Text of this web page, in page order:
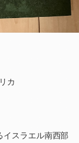
カ
イスラエル南西部